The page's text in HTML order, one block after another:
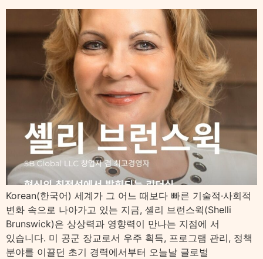
Korean(한국어) 세계가 그 어느 때보다 빠른 기술적·사회적
변화 속으로 나아가고 있는 지금, 셸리 브런스윅(Shelli
Brunswick)은 상상력과 영향력이 만나는 지점에 서
있습니다. 미 공군 장교로서 우주 획득, 프로그램 관리, 정책
분야를 이끌던 초기 경력에서부터 오늘날 글로벌